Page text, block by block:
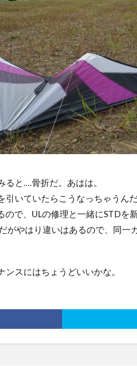
と….骨折だ。あはは。
引いていたらこうなっちゃうんだ
で、ULの修理と一緒にSTDを
がやはり違いはあるので、同一
スにはちょうどいいかな。